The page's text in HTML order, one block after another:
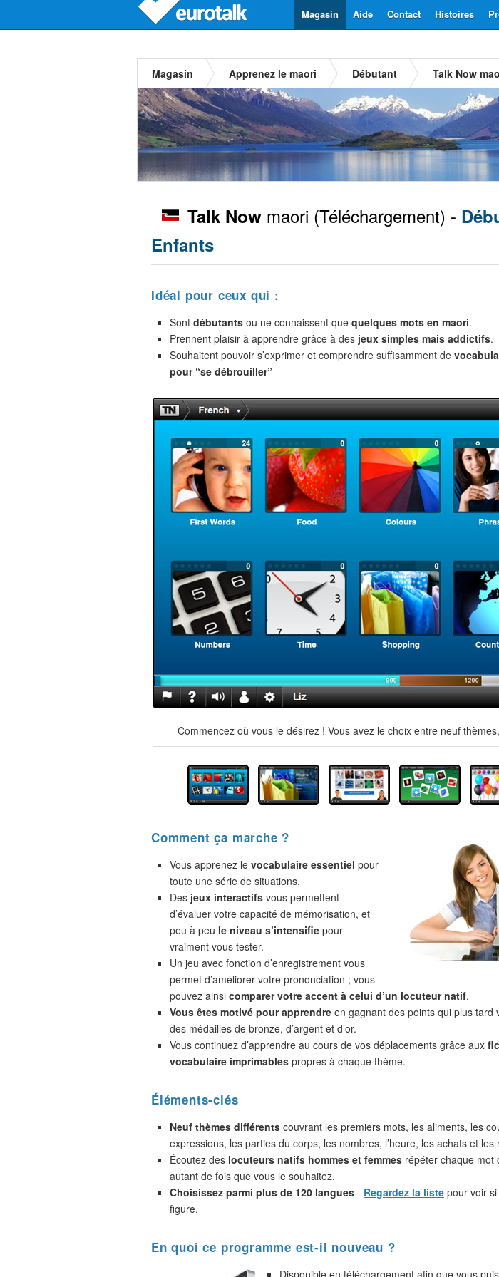
Histoires
Contact
Aide
Magasin
Magasin Apprenez le maori Débutant Talk Now
Talk Now maori (Téléchargement) -
Enfants
Idéal pour ceux qui :
Sont débutants ou ne connaissent que quelques mots en maori.
Prennent plaisir à apprendre grâce à des jeux simples mais addictifs.
Souhaitent pouvoir s’exprimer et comprendre suffisamment de
pour “se débrouiller”
Commencez où vous le désirez ! Vous avez le choix entre neuf
Comment ça marche ?
Vous apprenez le vocabulaire essentiel pour
toute une série de situations.
Des jeux interactifs vous permettent
d’évaluer votre capacité de mémorisation, et
peu à peu le niveau s’intensifie pour
vraiment vous tester.
Un jeu avec fonction d’enregistrement vous
permet d’améliorer votre prononciation ; vous
pouvez ainsi comparer votre accent à celui d’un locuteur natif.
Vous êtes motivé pour apprendre en gagnant des points qui plus tard
des médailles de bronze, d’argent et d’or.
Vous continuez d’apprendre au cours de vos déplacements grâce aux
vocabulaire imprimables propres à chaque thème.
Éléments-clés
Neuf thèmes différents couvrant les premiers mots, les aliments, les
expressions, les parties du corps, les nombres, l’heure, les achats et les
Écoutez des locuteurs natifs hommes et femmes répéter chaque mot
autant de fois que vous le souhaitez.
Choisissez parmi plus de 120 langues - Regardez la liste pour voir
figure.
En quoi ce programme est-il nouveau ?
Disponible en téléchargement afin que vous